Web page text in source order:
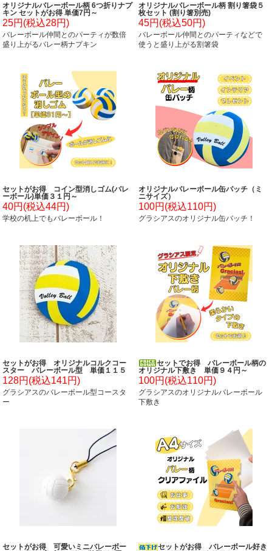
オリジナルバレーボール柄 6つ折りナプ
キン セットがお得 単価7円～
25円(税込28円)
バレーボール仲間とのパーティが数倍
盛り上がるバレー柄ナプキン
オリジナルバレーボール柄 割り箸袋５
枚セット (割り箸別売)
45円(税込50円)
バレーボール仲間とのパーティなどで
使うと盛り上がる割箸袋
セットがお得 コイン型消しゴム(バレ
ーボール)単価３１円～
40円(税込44円)
学校の机上でもバレーボール！
オリジナルバレーボール缶バッチ（ミ
ニサイズ）
100円(税込110円)
グラシアスのオリジナル缶バッチ！
セットがお得 オリジナルコルクコー
スター バレーボール型 単価１１５
円～
128円(税込141円)
グラシアスのバレーボール型コースタ
ー
セットでお得 バレーボール柄の
オリジナル下敷き 単価９４円～
100円(税込110円)
グラシアスのオリジナルバレーボール
下敷き
セットがお得 可愛いミニバレーボー
セットがお得 バレーボール好き